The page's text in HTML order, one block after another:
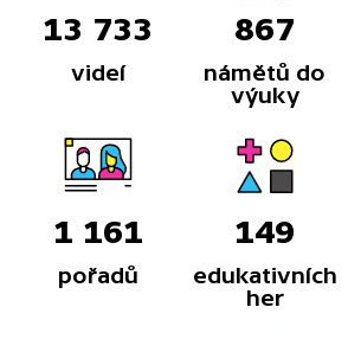
13 733
videí
867
námětů do
výuky
1 161
pořadů
149
edukativních
her